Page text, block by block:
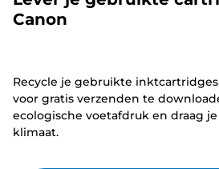
Canon
Recycle je gebruikte
voor gratis verzenden te
ecologische voetafdruk en draag
klimaat.